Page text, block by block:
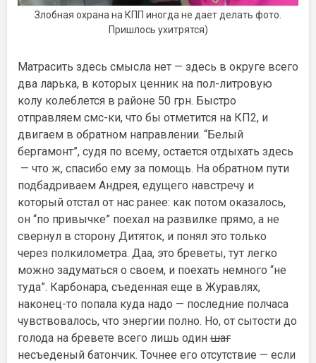
Злобная охрана на КПП иногда не дает делать фото.
Пришлось ухитрятся)
Матрасить здесь смысла нет — здесь в округе всего
два ларька, в которых ценник на пол-литровую
колу колеблется в районе 50 грн. Быстро
отправляем смс-ки, что бы отметится на КП2, и
двигаем в обратном направлении. “Белый
бергамонт”, судя по всему, остается отдыхать здесь
— что ж, спасибо ему за помощь. На обратном пути
подбадриваем Андрея, едущего навстречу и
который отстал от нас ранее: как потом оказалось,
он “по привычке” поехал на развилке прямо, а не
свернул в сторону Дитяток, и понял это только
через полкилометра. Даа, это бреветы, тут легко
можно задуматься о своем, и поехать немного “не
туда”. Карбонара, съеденная еще в Журавлях,
наконец-то попала куда надо — последние полчаса
чувствовалось, что энергии полно. Но, от сытости до
голода на бревете всего лишь один шаг
несъеденый батончик. Точнее его отсутствие — если